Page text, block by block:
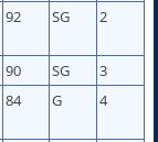
92 SG 2
90 SG
3
84 G 4